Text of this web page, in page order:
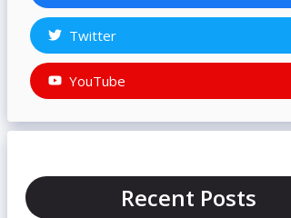
Twitter
YouTube
Recent Posts